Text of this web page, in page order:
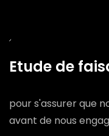
Etude de
pour s'assurer que
avant de nous